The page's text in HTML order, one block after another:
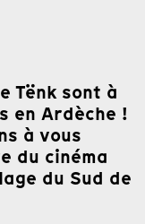
Tënk sont à
en Ardèche !
à vous
du cinéma
du Sud de